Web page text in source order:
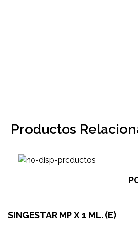
Productos
SINGESTAR MP X 1 ML. (E)